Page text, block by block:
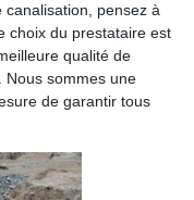
pensez à
choix du prestataire est
qualité de
Nous sommes une
de garantir tous